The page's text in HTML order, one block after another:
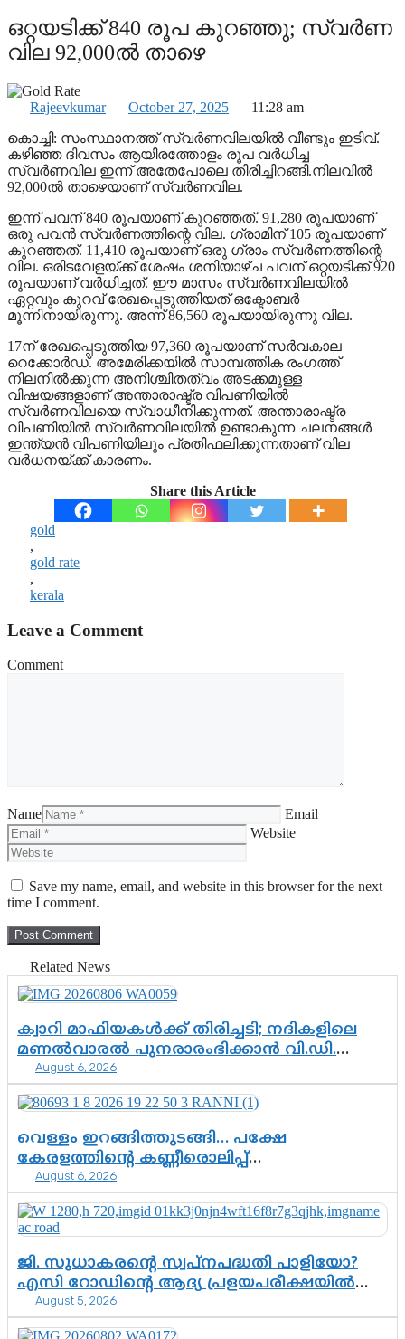
ഒറ്റയടിക്ക് 840 രൂപ കുറഞ്ഞു; സ്വര്‍ണ
വില 92,000ല്‍ താഴെ
Rajeevkumar October 27, 2025
11:28 am
കൊച്ചി: സംസ്ഥാനത്ത് സ്വര്‍ണവിലയില്‍ വീണ്ടും ഇടിവ്.
കഴിഞ്ഞ ദിവസം ആയിരത്തോളം രൂപ വര്‍ധിച്ച
സ്വര്‍ണവില ഇന്ന് അതേപോലെ തിരിച്ചിറങ്ങി.നിലവില്‍
92,000ല്‍ താഴെയാണ് സ്വര്‍ണവില.
ഇന്ന് പവന് 840 രൂപയാണ് കുറഞ്ഞത്. 91,280 രൂപയാണ്
ഒരു പവന്‍ സ്വര്‍ണത്തിന്റെ വില. ഗ്രാമിന് 105 രൂപയാണ്
കുറഞ്ഞത്. 11,410 രൂപയാണ് ഒരു ഗ്രാം സ്വര്‍ണത്തിന്റെ
വില. ഒരിടവേളയ്ക്ക് ശേഷം ശനിയാഴ്ച പവന് ഒറ്റയടിക്ക് 920
രൂപയാണ് വര്‍ധിച്ചത്. ഈ മാസം സ്വര്‍ണവിലയില്‍
ഏറ്റവും കുറവ് രേഖപ്പെടുത്തിയത് ഒക്ടോബര്‍
മൂന്നിനായിരുന്നു. അന്ന് 86,560 രൂപയായിരുന്നു വില.
17ന് രേഖപ്പെടുത്തിയ 97,360 രൂപയാണ് സര്‍വകാല
റെക്കോര്‍ഡ്. അമേരിക്കയില്‍ സാമ്പത്തിക രംഗത്ത്
നിലനില്‍ക്കുന്ന അനിശ്ചിതത്വം അടക്കമുള്ള
വിഷയങ്ങളാണ് അന്താരാഷ്ട്ര വിപണിയില്‍
സ്വര്‍ണവിലയെ സ്വാധീനിക്കുന്നത്. അന്താരാഷ്ട്ര
വിപണിയില്‍ സ്വര്‍ണവിലയില്‍ ഉണ്ടാകുന്ന ചലനങ്ങള്‍
ഇന്ത്യന്‍ വിപണിയിലും പ്രതിഫലിക്കുന്നതാണ് വില
വര്‍ധനയ്ക്ക് കാരണം.
Share this Article
gold
,
gold rate
,
kerala
Leave a Comment
Comment
Name
Email
Website
Save my name, email, and website in this browser for the next
time I comment.
Related News
ക്വാറി മാഫിയകൾക്ക് തിരിച്ചടി; നദികളിലെ
മണൽവാരൽ പുനരാരംഭിക്കാൻ വി.ഡി.
സർക്കാർ തീരുമാനം
August 6, 2026
വെള്ളം ഇറങ്ങിത്തുടങ്ങി… പക്ഷേ
കേരളത്തിന്റെ കണ്ണീരൊലിപ്പ്
എന്നവസാനിക്കും?
August 6, 2026
ജി. സുധാകരന്റെ സ്വപ്നപദ്ധതി പാളിയോ?
എസി റോഡിന്റെ ആദ്യ പ്രളയപരീക്ഷയിൽ
ഉയരുന്നത് ഗുരുതര ചോദ്യങ്ങൾ
August 5, 2026